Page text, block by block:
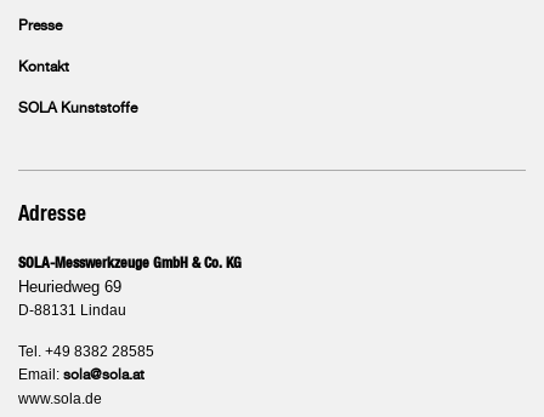
Presse
Kontakt
SOLA Kunststoffe
Adresse
SOLA-Messwerkzeuge GmbH & Co. KG
Heuriedweg 69
D-88131 Lindau
Tel. +49 8382 28585
Email: sola@sola.at
www.sola.de